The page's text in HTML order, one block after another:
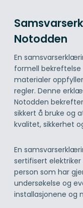
Notodden
En
formell bekreftelse
materialer
regler. Denne
Notodden
sikkert å bruke og
kvalitet, sikkerhet
En
sertifisert
person som har
undersøkelse og
installasjonene og